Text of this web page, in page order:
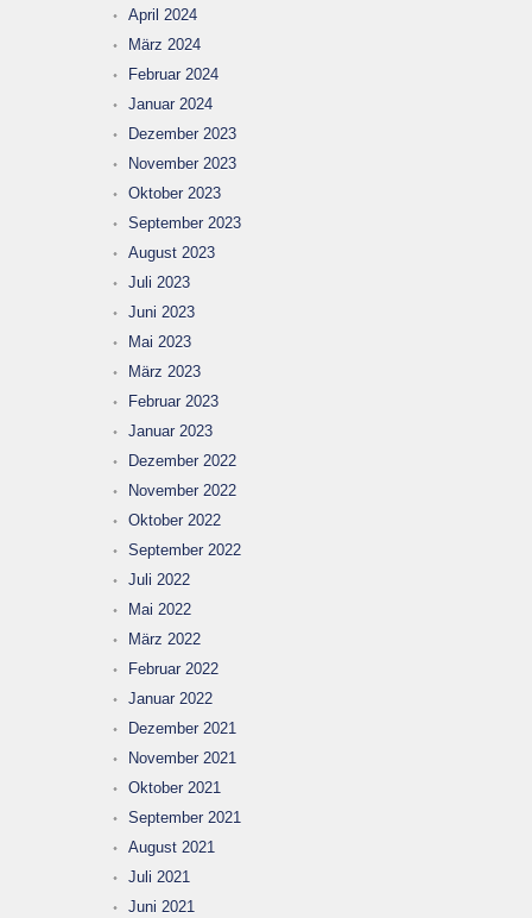
April 2024
März 2024
Februar 2024
Januar 2024
Dezember 2023
November 2023
Oktober 2023
September 2023
August 2023
Juli 2023
Juni 2023
Mai 2023
März 2023
Februar 2023
Januar 2023
Dezember 2022
November 2022
Oktober 2022
September 2022
Juli 2022
Mai 2022
März 2022
Februar 2022
Januar 2022
Dezember 2021
November 2021
Oktober 2021
September 2021
August 2021
Juli 2021
Juni 2021